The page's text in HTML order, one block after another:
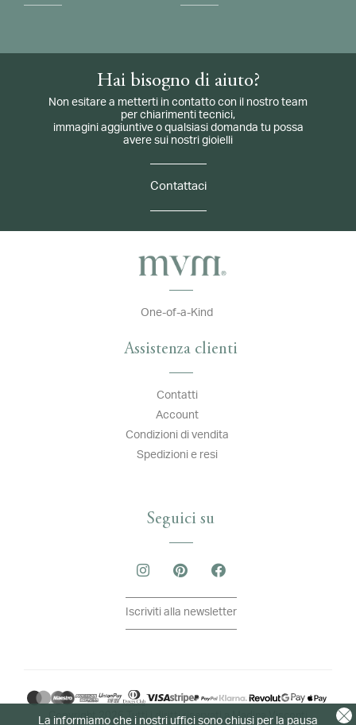
Hai bisogno di aiuto?
Non esitare a metterti in contatto con il nostro team
per chiarimenti tecnici,
immagini aggiuntive o qualsiasi domanda tu possa
avere sui nostri gioielli
Contattaci
One-of-a-Kind
Assistenza clienti
Contatti
Account
Condizioni di vendita
Spedizioni e resi
Seguici su
Iscriviti alla newsletter
Copyright 2026 Tutti i diritti riservati a Madina Visconti
La informiamo che i nostri uffici sono chiusi per la pausa